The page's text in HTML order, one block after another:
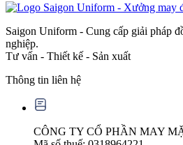
Saigon Uniform - Cung cấp giải pháp
nghiệp.
Tư vấn - Thiết kế - Sản xuất
Thông tin liên hệ
CÔNG TY CỔ PHẦN MAY